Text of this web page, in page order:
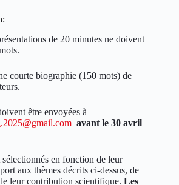
de 20 minutes ne doivent
courte biographie (150 mots) de
être envoyées à
avant le 30 avril
en fonction de leur
aux thèmes décrits ci-dessus, de
leur contribution scientifique. Les